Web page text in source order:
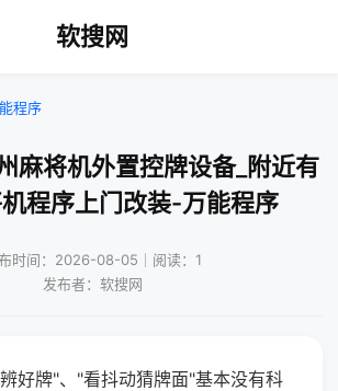
软搜网
程序
麻将机外置控牌设备_附近有
程序上门改装-万能程序
时间：2026-08-05｜阅读：1
发布者：软搜网
好牌"、"看抖动猜牌面"基本没有科